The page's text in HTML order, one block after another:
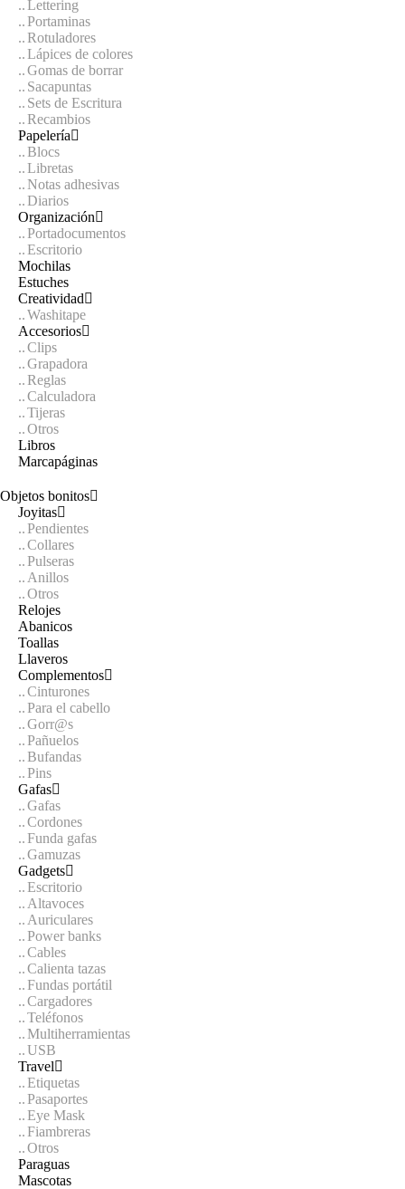
Lettering
Portaminas
Rotuladores
Lápices de colores
Gomas de borrar
Sacapuntas
Sets de Escritura
Recambios
Papelería
Blocs
Libretas
Notas adhesivas
Diarios
Organización
Portadocumentos
Escritorio
Mochilas
Estuches
Creatividad
Washitape
Accesorios
Clips
Grapadora
Reglas
Calculadora
Tijeras
Otros
Libros
Marcapáginas
Objetos bonitos
Joyitas
Pendientes
Collares
Pulseras
Anillos
Otros
Relojes
Abanicos
Toallas
Llaveros
Complementos
Cinturones
Para el cabello
Gorr@s
Pañuelos
Bufandas
Pins
Gafas
Gafas
Cordones
Funda gafas
Gamuzas
Gadgets
Escritorio
Altavoces
Auriculares
Power banks
Cables
Calienta tazas
Fundas portátil
Cargadores
Teléfonos
Multiherramientas
USB
Travel
Etiquetas
Pasaportes
Eye Mask
Fiambreras
Otros
Paraguas
Mascotas